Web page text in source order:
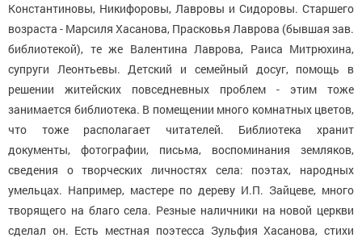
Константиновы, Никифоровы, Лавровы и Сидоровы. Старшего
возраста - Марсиля Хасанова, Прасковья Лаврова (бывшая зав.
библиотекой), те же Валентина Лаврова, Раиса Митрюхина,
супруги Леонтьевы. Детский и семейный досуг, помощь в
решении житейских повседневных проблем - этим тоже
занимается библиотека. В помещении много комнатных цветов,
что тоже располагает читателей. Библиотека хранит
документы, фотографии, письма, воспоминания земляков,
сведения о творческих личностях села: поэтах, народных
умельцах. Например, мастере по дереву И.П. Зайцеве, много
творящего на благо села. Резные наличники на новой церкви
сделал он. Есть местная поэтесса Зульфия Хасанова, стихи